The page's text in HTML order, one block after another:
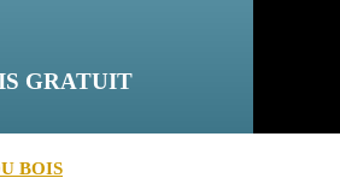
GRATUIT
BOIS